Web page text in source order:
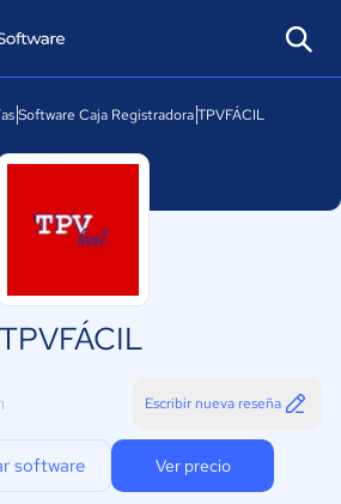
Software Caja RegistradoraTPVFÁCIL
TPVFÁCIL
Escribir nueva reseña
software Ver precio